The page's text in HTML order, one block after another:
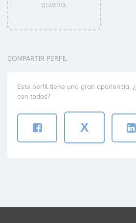
galería.
COMPARTIR PERFIL
Este perfil tiene una gran apariencia.
con todos?
X